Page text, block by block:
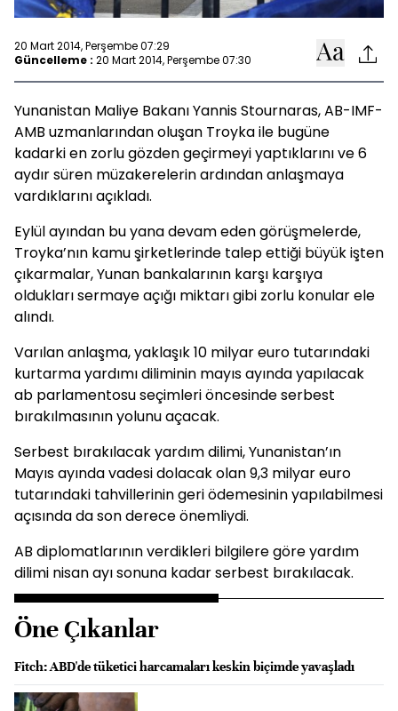
20 Mart 2014, Perşembe 07:29
Güncelleme : 20 Mart 2014, Perşembe 07:30
Yunanistan Maliye Bakanı Yannis Stournaras, AB-IMF-
AMB uzmanlarından oluşan Troyka ile bugüne
kadarki en zorlu gözden geçirmeyi yaptıklarını ve 6
aydır süren müzakerelerin ardından anlaşmaya
vardıklarını açıkladı.
Eylül ayından bu yana devam eden görüşmelerde,
Troyka’nın kamu şirketlerinde talep ettiği büyük işten
çıkarmalar, Yunan bankalarının karşı karşıya
oldukları sermaye açığı miktarı gibi zorlu konular ele
alındı.
Varılan anlaşma, yaklaşık 10 milyar euro tutarındaki
kurtarma yardımı diliminin mayıs ayında yapılacak
ab parlamentosu seçimleri öncesinde serbest
bırakılmasının yolunu açacak.
Serbest bırakılacak yardım dilimi, Yunanistan’ın
Mayıs ayında vadesi dolacak olan 9,3 milyar euro
tutarındaki tahvillerinin geri ödemesinin yapılabilmesi
açısında da son derece önemliydi.
AB diplomatlarının verdikleri bilgilere göre yardım
dilimi nisan ayı sonuna kadar serbest bırakılacak.
Öne Çıkanlar
Fitch: ABD'de tüketici harcamaları keskin biçimde yavaşladı